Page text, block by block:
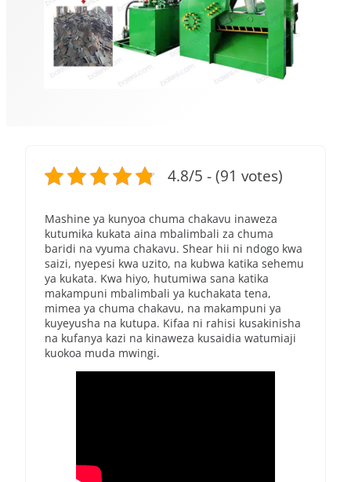
4.8/5 - (91 votes)
Mashine ya kunyoa chuma chakavu inaweza
kutumika kukata aina mbalimbali za chuma
baridi na vyuma chakavu. Shear hii ni ndogo kwa
saizi, nyepesi kwa uzito, na kubwa katika sehemu
ya kukata. Kwa hiyo, hutumiwa sana katika
makampuni mbalimbali ya kuchakata tena,
mimea ya chuma chakavu, na makampuni ya
kuyeyusha na kutupa. Kifaa ni rahisi kusakinisha
na kufanya kazi na kinaweza kusaidia watumiaji
kuokoa muda mwingi.